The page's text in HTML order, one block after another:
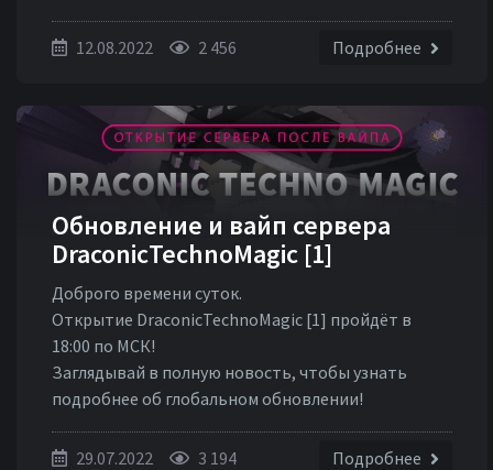
12.08.2022
2 456 Подробнее
Обновление и вайп сервера
DraconicTechnoMagic [1]
Доброго времени суток.
Открытие DraconicTechnoMagic [1] пройдёт в
18:00 по МСК!
Заглядывай в полную новость, чтобы узнать
подробнее об глобальном обновлении!
29.07.2022 3 194 Подробнее